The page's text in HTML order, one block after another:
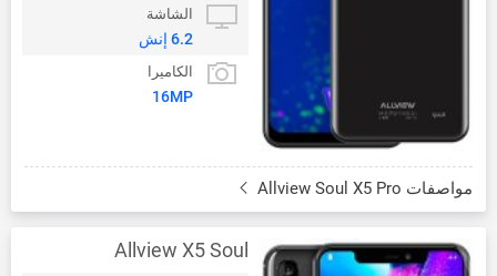
الشاشة
6.2 إنش
الكاميرا
16MP
مواصفات Allview Soul X5 Pro
Allview X5 Soul